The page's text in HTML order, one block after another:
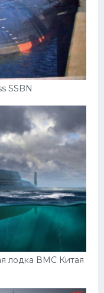
SSBN
лодка ВМС Китая